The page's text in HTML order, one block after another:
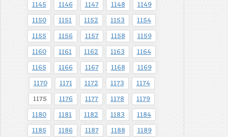
1145 1146 1147 1148 1149
1150 1151 1152 1153 1154
1155 1156 1157 1158 1159
1160 1161 1162 1163 1164
1165 1166 1167 1168 1169
1170 1171 1172 1173 1174
1175 1176 1177 1178 1179
1180 1181 1182 1183 1184
1185 1186 1187 1188 1189